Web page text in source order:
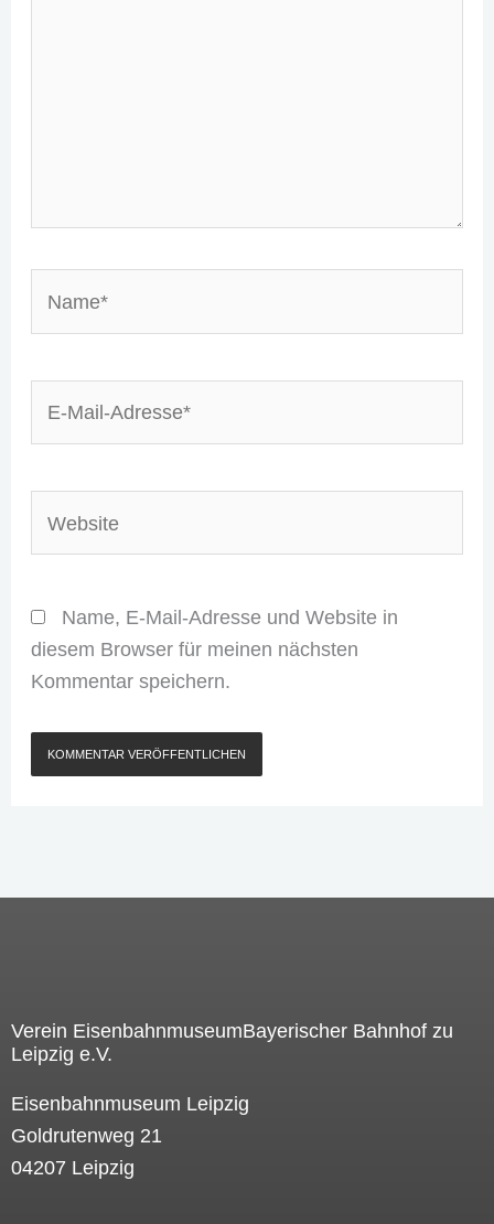
Mail-
Name, E-Mail-Adresse und Website in
diesem Browser für meinen nächsten
Kommentar speichern.
Verein EisenbahnmuseumBayerischer Bahnhof zu
Leipzig e.V.
Eisenbahnmuseum Leipzig
Goldrutenweg 21
04207 Leipzig